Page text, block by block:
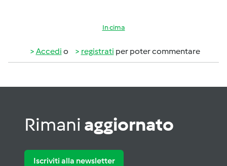
In cima
Accedi o registrati per poter commentare
Rimani aggiornato
Iscriviti alla newsletter